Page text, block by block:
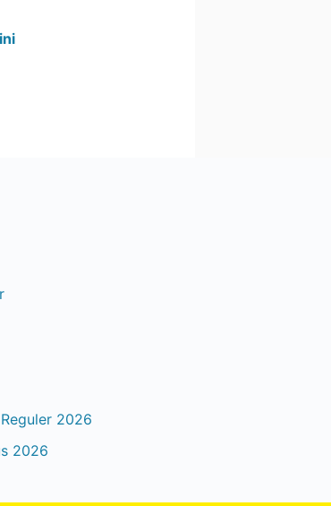
2026
2026